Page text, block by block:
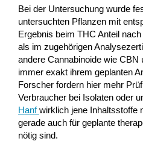
Bei der Untersuchung wurde
untersuchten Pflanzen mit
Ergebnis beim THC Anteil
als im zugehörigen
andere Cannabinoide wie
immer exakt ihrem geplanten
Forscher fordern hier mehr
Verbraucher bei Isolaten oder
Hanf wirklich jene Inhaltsstoffe
gerade auch für geplante
nötig sind.